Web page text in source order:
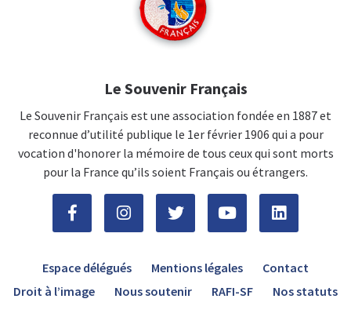
Le Souvenir Français
Le Souvenir Français est une association fondée en 1887 et
reconnue d’utilité publique le 1er février 1906 qui a pour
vocation d'honorer la mémoire de tous ceux qui sont morts
pour la France qu’ils soient Français ou étrangers.
Espace délégués Mentions légales
Contact
Droit à l’image
Nous soutenir RAFI-SF Nos statuts